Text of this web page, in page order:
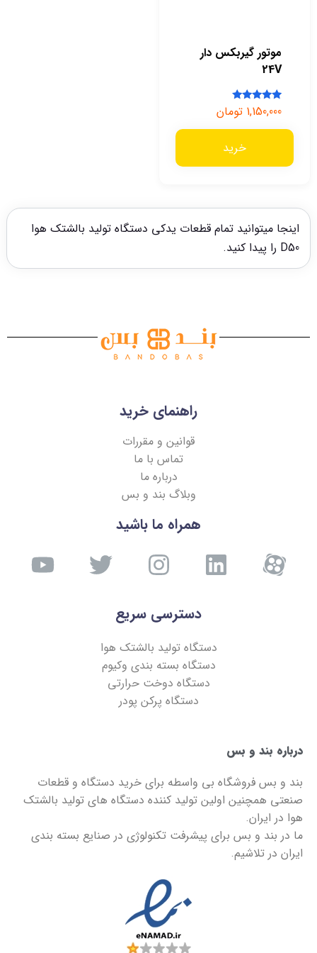
موتور گیربکس دار
24V
امتیاز
5.00
1,150,000 تومان
خرید
اینجا میتوانید تمام قطعات یدکی دستگاه تولید بالشتک هوا
D50 را پیدا کنید.
راهنمای خرید
قوانین و مقررات
تماس با ما
درباره ما
وبلاگ بند و بس
همراه ما باشید
دسترسی سریع
دستگاه تولید بالشتک هوا
دستگاه بسته بندی وکیوم
دستگاه دوخت حرارتی
دستگاه پرکن پودر
درباره بند و بس
بند و بس فروشگاه بی واسطه برای خرید دستگاه و قطعات
صنعتی همچنین اولین تولید کننده دستگاه های تولید بالشتک
هوا در ایران.
ما در بند و بس برای پیشرفت تکنولوژی در صنایع بسته بندی
ایران در تلاشیم.